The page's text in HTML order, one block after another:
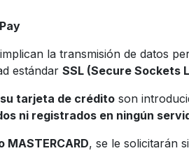
la transmisión de datos
estándar SSL (Secure Sockets
tarjeta de crédito son
ni registrados en ningún
, se le solicitarán